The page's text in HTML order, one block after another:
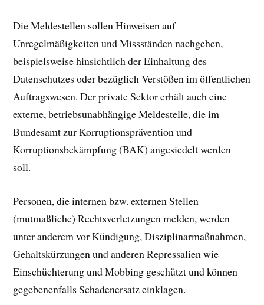
Die Meldestellen sollen Hinweisen auf
Unregelmäßigkeiten und Missständen nachgehen,
beispielsweise hinsichtlich der Einhaltung des
Datenschutzes oder bezüglich Verstößen im öffentlichen
Auftragswesen. Der private Sektor erhält auch eine
externe, betriebsunabhängige Meldestelle, die im
Bundesamt zur Korruptionsprävention und
Korruptionsbekämpfung (BAK) angesiedelt werden
soll.
Personen, die internen bzw. externen Stellen
(mutmaßliche) Rechtsverletzungen melden, werden
unter anderem vor Kündigung, Disziplinarmaßnahmen,
Gehaltskürzungen und anderen Repressalien wie
Einschüchterung und Mobbing geschützt und können
gegebenenfalls Schadenersatz einklagen.